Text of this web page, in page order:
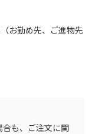
お勤め先、ご進物先
も、ご注文に関